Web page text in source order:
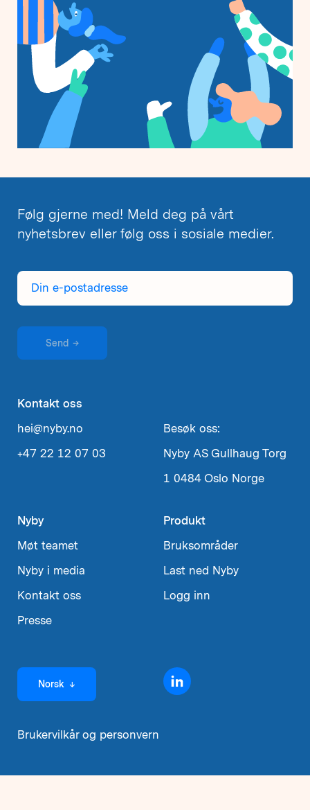
Følg gjerne med! Meld deg på vårt
nyhetsbrev eller følg oss i sosiale medier.
Din
postadresse
Send →
Kontakt oss
hei@nyby.no
+47 22 12 07 03
Besøk oss:
Nyby AS Gullhaug Torg
1 0484 Oslo Norge
Nyby
Møt teamet
Nyby i media
Kontakt oss
Presse
Produkt
Bruksområder
Last ned Nyby
Logg inn
Velg
språk
Norsk ↓
Brukervilkår og personvern